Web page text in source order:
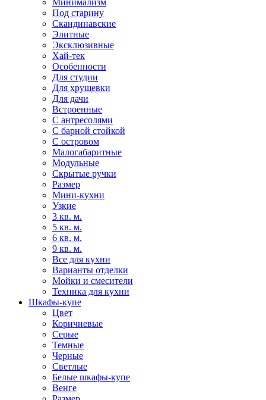
Минимализм
Под старину
Скандинавские
Элитные
Эксклюзивные
Хай-тек
Особенности
Для студии
Для хрущевки
Для дачи
Встроенные
С антресолями
С барной стойкой
С островом
Малогабаритные
Модульные
Скрытые ручки
Размер
Мини-кухни
Узкие
3 кв. м.
5 кв. м.
6 кв. м.
9 кв. м.
Все для кухни
Варианты отделки
Мойки и смесители
Техника для кухни
Шкафы-купе
Цвет
Коричневые
Серые
Темные
Черные
Светлые
Белые шкафы-купе
Венге